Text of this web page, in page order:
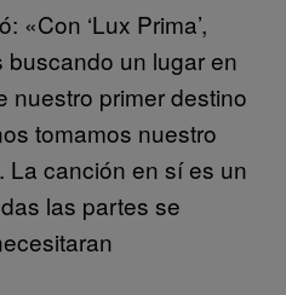
«Con ‘Lux Prima’,
un lugar en
nuestro primer destino
tomamos nuestro
La canción en sí es un
las partes se